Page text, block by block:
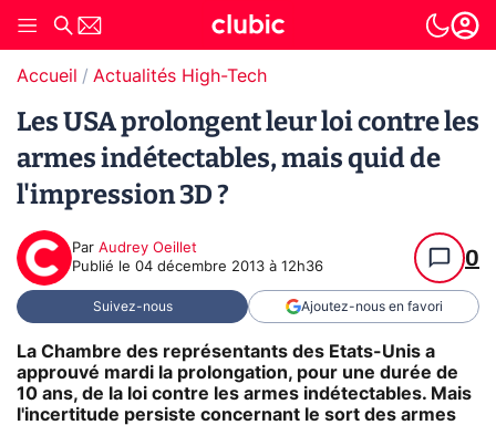
Accueil Actualités High-Tech
Les USA prolongent leur loi contre les
armes indétectables, mais quid de
l'impression 3D ?
Par Audrey Oeillet
Publié le 04 décembre 2013 à 12h36 0
Suivez-nous Ajoutez-nous en favori
La Chambre des représentants des Etats-Unis a
approuvé mardi la prolongation, pour une durée de
10 ans, de la loi contre les armes indétectables. Mais
l'incertitude persiste concernant le sort des armes